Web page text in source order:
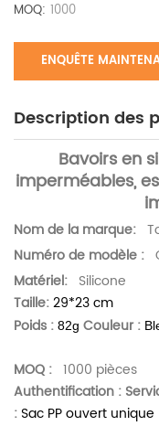
MOQ: 1000
ENQUÊTE
Description des
Bavoirs en
imperméables,
Nom de la marque:
Numéro de modèle :
Matériel: Silicone
Taille:29*23 cm
Poids : 82g Couleur :
MOQ : 1000 pièces
Authentification :
:Sac PP ouvert unique